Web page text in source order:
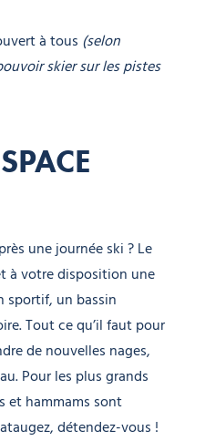
à tous (selon
skier sur les pistes
une journée ski ? Le
à votre disposition une
sportif, un bassin
Tout ce qu’il faut pour
de nouvelles nages,
Pour les plus grands
et hammams sont
détendez-vous !